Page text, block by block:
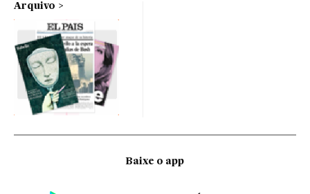
Arquivo
Baixe o app